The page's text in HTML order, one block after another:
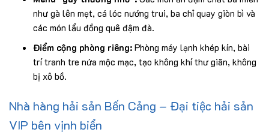
như gà lên mẹt, cá lóc nướng trui, ba chỉ quay giòn bì và
các món lẩu đồng quê đậm đà.
Điểm cộng phòng riêng:Phòng máy lạnh khép kín, bài
trí tranh tre nứa mộc mạc, tạo không khí thư giãn, không
bị xô bồ.
Nhà hàng hải sản Bến Cảng – Đại tiệc hải sản
VIP bên vịnh biển